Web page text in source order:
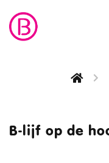
Overslaan en naar
Kruimelpad
B-lijf op de